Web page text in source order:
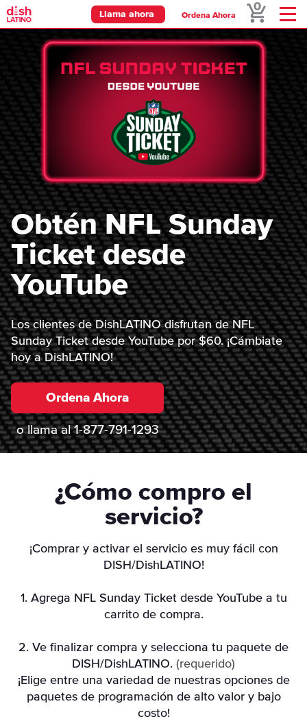
Menu
Llama ahora Ordena Ahora
0
Obtén NFL Sunday
Ticket desde
YouTube
Los clientes de DishLATINO disfrutan de NFL
Sunday Ticket desde YouTube por $60. ¡Cámbiate
hoy a DishLATINO!
Ordena Ahora
o llama al1-877-791-1293
¿Cómo compro el
servicio?
¡Comprar y activar el servicio es muy fácil con
DISH/DishLATINO!
1. Agrega NFL Sunday Ticket desde YouTube a tu
carrito de compra.
2. Ve finalizar compra y selecciona tu paquete de
DISH/DishLATINO. (requerido)
¡Elige entre una variedad de nuestras opciones de
paquetes de programación de alto valor y bajo
costo!